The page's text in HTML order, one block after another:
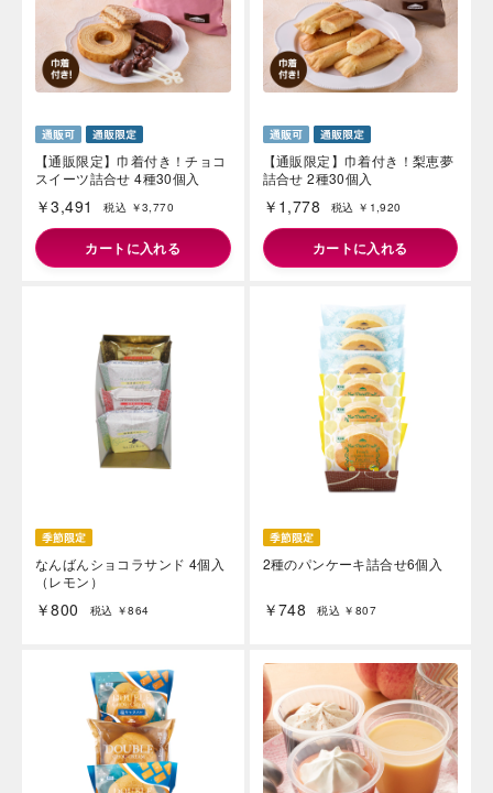
【通販限定】巾着付き！チョコ
スイーツ詰合せ 4種30個入
￥3,491 税込 ￥3,770
カートに入れる
【通販限定】巾着付き！梨恵夢
詰合せ 2種30個入
￥1,778 税込 ￥1,920
カートに入れる
なんばんショコラサンド 4個入
（レモン）
￥800 税込 ￥864
2種のパンケーキ詰合せ6個入
￥748 税込 ￥807